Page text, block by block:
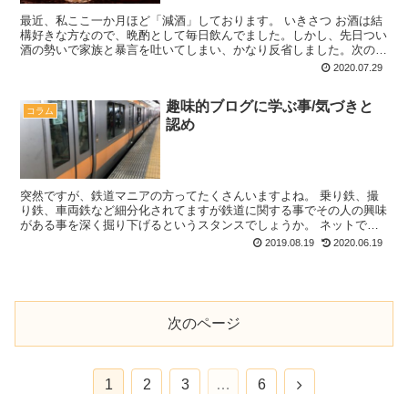
最近、私ここ一か月ほど「減酒」しております。 いきさつ お酒は結
構好きな方なので、晩酌として毎日飲んでました。しかし、先日つい
酒の勢いで家族と暴言を吐いてしまい、かなり反省しました。次の日
も案の定二日酔い…。身体にも精神的にもダメージがあり...2020.07.29
コラム
趣味的ブログに学ぶ事/気づきと
認め
突然ですが、鉄道マニアの方ってたくさんいますよね。 乗り鉄、撮
り鉄、車両鉄など細分化されてますが鉄道に関する事でその人の興味
がある事を深く掘り下げるというスタンスでしょうか。 ネットでち
ょっと検索してもそれはそれはたくさんヒットします。 本...
2019.08.19 2020.06.19
次のページ
1 2 3 … 6
次